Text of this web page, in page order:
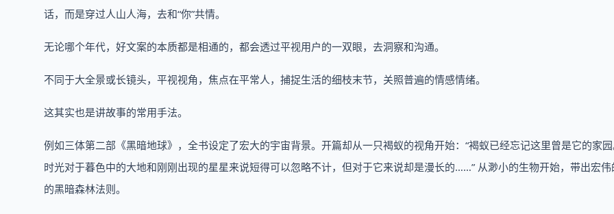
话，而是穿过人山人海，去和“你”共情。
无论哪个年代，好文案的本质都是相通的，都会透过平视用户的一双眼，去洞察和沟通。
不同于大全景或长镜头，平视视角，焦点在平常人，捕捉生活的细枝末节，关照普遍的情感情绪。
这其实也是讲故事的常用手法。
例如三体第二部《黑暗地球》，全书设定了宏大的宇宙背景。开篇却从一只褐蚁的视角开始：“褐蚁已经忘记这里曾是它的家
时光对于暮色中的大地和刚刚出现的星星来说短得可以忽略不计，但对于它来说却是漫长的……” 从渺小的生物开始，带出宏伟
的黑暗森林法则。